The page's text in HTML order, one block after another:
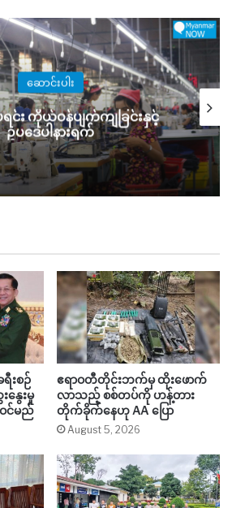
ဆောင်းပါး
း ကိုယ်ဝန်ပျက်ကျခြင်းနှင့်
ဥပဒေပါနားရက်
းစဉ်
နွေးမှု
ဝင်မည်
ဧရာဝတီတိုင်းဘက်မှ ထိုးဖောက်
လာသည့် စစ်တပ်ကို ဟန့်တား
တိုက်ခိုက်နေဟု AA ပြော
August 5, 2026